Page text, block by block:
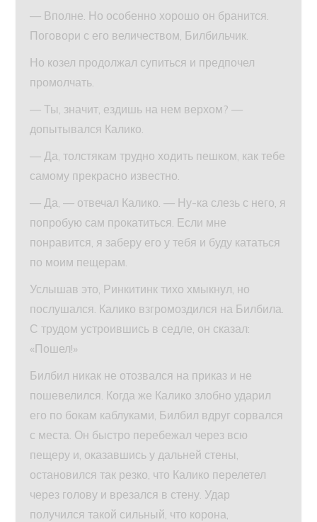
— Вполне. Но особенно хорошо он бранится.
Поговори с его величеством, Билбильчик.
Но козел продолжал супиться и предпочел
промолчать.
— Ты, значит, ездишь на нем верхом? —
допытывался Калико.
— Да, толстякам трудно ходить пешком, как тебе
самому прекрасно известно.
— Да, — отвечал Калико. — Ну-ка слезь с него, я
попробую сам прокатиться. Если мне
понравится, я заберу его у тебя и буду кататься
по моим пещерам.
Услышав это, Ринкитинк тихо хмыкнул, но
послушался. Калико взгромоздился на Билбила.
С трудом устроившись в седле, он сказал:
«Пошел!»
Билбил никак не отозвался на приказ и не
пошевелился. Когда же Калико злобно ударил
его по бокам каблуками, Билбил вдруг сорвался
с места. Он быстро перебежал через всю
пещеру и, оказавшись у дальней стены,
остановился так резко, что Калико перелетел
через голову и врезался в стену. Удар
получился такой сильный, что корона,